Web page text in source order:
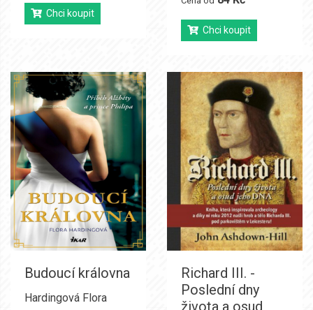
Chci koupit
Chci koupit
Budoucí královna
Hardingová Flora
Richard III. -
Poslední dny
života a osud